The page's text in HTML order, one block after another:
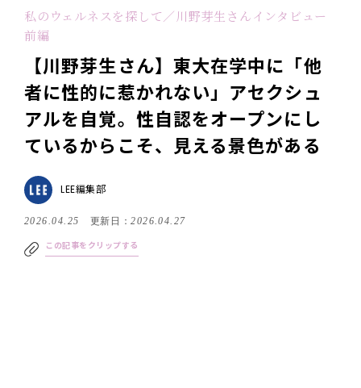
私のウェルネスを探して／川野芽生さんインタビュー
前編
【川野芽生さん】東大在学中に「他
者に性的に惹かれない」アセクシュ
アルを自覚。性自認をオープンにし
ているからこそ、見える景色がある
LEE編集部
2026.04.25 更新日：2026.04.27
この記事をクリップする